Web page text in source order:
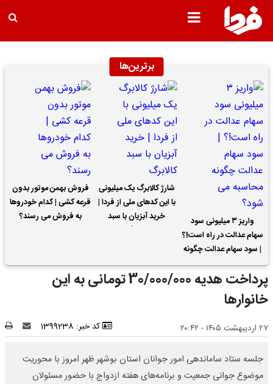
برترین‌ها
واریز ۳ میلیونی سود
سهام عدالت در راه است!؟
| سود سهام عدالت چگونه
محاسبه می شود؟
شارژ کالابرگ یک میلیونی
با این کدهای ملی از فردا |
خرید آبزیان با سبد
فروش بهمن موتور بدون
قرعه کشی | کدام خودروها
به فروش می رسند؟
پرداخت هدیه 30/000/000 تومانی به این
خانوارها
۲۷ اردیبهشت ۱۴۰۵ - ۲۰:۴۲ کد خبر: 1399238
جلسه ستاد ساماندهی امور جوانان استان بوشهر ظهر امروز با محوریت
موضوع جوانی جمعیت و برنامه‌های هفته ازدواج با حضور مسئولان